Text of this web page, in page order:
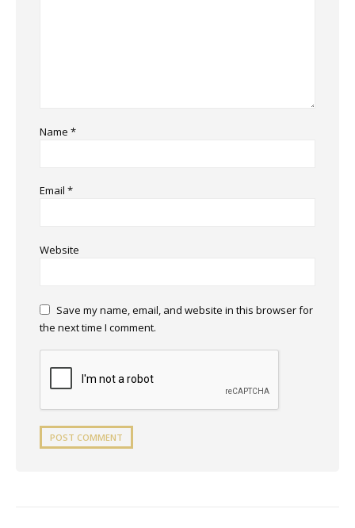
Name *
Email *
Website
Save my name, email, and website in this browser for
the next time I comment.